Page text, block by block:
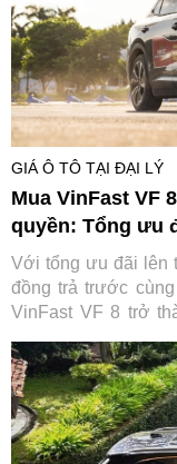
GIÁ Ô TÔ TẠI ĐẠI LÝ
Mua VinFast VF
quyền: Tổng ưu
Với tổng ưu đãi lên
đồng trả trước
VinFast VF 8 trở
vòng đời xe.